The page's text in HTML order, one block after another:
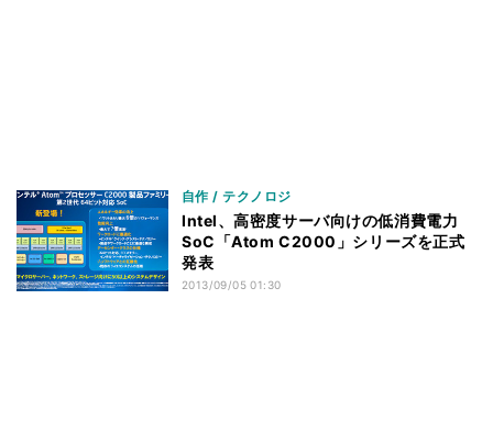
自作 / テクノロジ
Intel、高密度サーバ向けの低消費電力
SoC「Atom C2000」シリーズを正式
発表
2013/09/05 01:30